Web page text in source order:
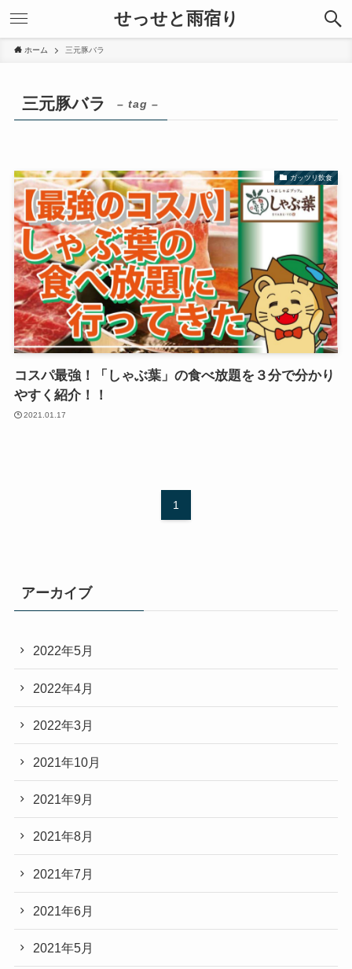
せっせと雨宿り
ホーム 三元豚バラ
三元豚バラ – tag –
ガッツリ飲食
コスパ最強！「しゃぶ葉」の食べ放題を３分で分かり
やすく紹介！！
2021.01.17
1
アーカイブ
2022年5月
2022年4月
2022年3月
2021年10月
2021年9月
2021年8月
2021年7月
2021年6月
2021年5月